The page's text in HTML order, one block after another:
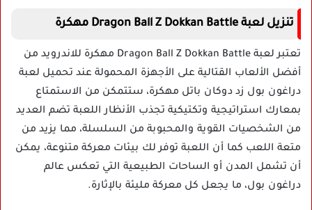
تنزيل لعبة Dragon Ball Z Dokkan Battle مهكرة
تعتبر لعبة Dragon Ball Z Dokkan Battle مهكرة للاندرويد من
أفضل الألعاب القتالية على الأجهزة المحمولة عند تحميل لعبة
دراغون بول زد دوكان باتل مهكرة، ستتمكن من الاستمتاع
بمعارك استراتيجية وتكتيكية تجذب الأنظار اللعبة تضم العديد
من الشخصيات القوية والمحبوبة من السلسلة، مما يزيد من
متعة اللعب كما أن اللعبة توفر لك بيئات معركة متنوعة، يمكن
أن تشمل المدن أو الساحات الطبيعية التي تعكس عالم
دراغون بول، ما يجعل كل معركة مليئة بالإثارة.